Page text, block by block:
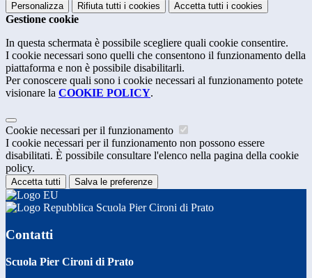
Personalizza Rifiuta tutti i cookies Accetta tutti i cookies
Gestione cookie
In questa schermata è possibile scegliere quali cookie consentire.
I cookie necessari sono quelli che consentono il funzionamento della
piattaforma e non è possibile disabilitarli.
Per conoscere quali sono i cookie necessari al funzionamento potete
visionare la COOKIE POLICY.
Cookie necessari per il funzionamento
I cookie necessari per il funzionamento non possono essere
disabilitati. È possibile consultare l'elenco nella pagina della cookie
policy.
Accetta tutti Salva le preferenze
Scuola Pier Cironi di Prato
Contatti
Scuola Pier Cironi di Prato